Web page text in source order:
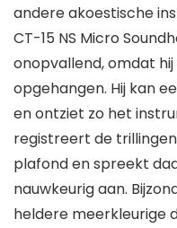
andere akoestische
CT-15 NS Micro
onopvallend, omdat
opgehangen. Hij kan
en ontziet zo het
registreert de
plafond en spreekt
nauwkeurig aan.
heldere meerkleurige